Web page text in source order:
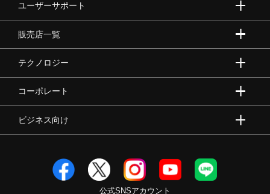
ユーザーサポート
販売店一覧
テクノロジー
コーポレート
ビジネス向け
公式SNSアカウント